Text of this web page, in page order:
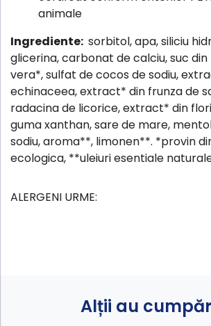
animale
Ingrediente: sorbitol, apa, siliciu
glicerina, carbonat de calciu, suc
vera*, sulfat de cocos de sodiu,
echinaceea, extract* din frunza de
radacina de licorice, extract* din
guma xanthan, sare de mare,
sodiu, aroma**, limonen**. *provin
ecologica, **uleiuri esentiale
ALERGENI URME:
Alții au